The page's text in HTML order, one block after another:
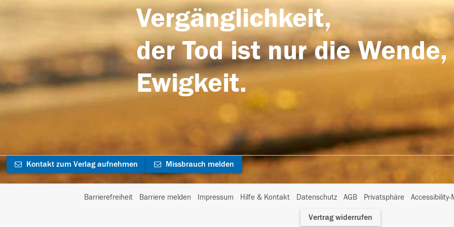
Vergänglichkeit,
der Tod ist nur die
Ewigkeit.
Kontakt zum Verlag aufnehmen Missbrauch melden
Barrierefreiheit Barriere melden Impressum Hilfe & Kontakt Datenschutz AGB Privatsphäre
I
Vertrag widerrufen